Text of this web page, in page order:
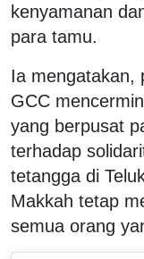
kenyamanan
para tamu.
Ia mengatakan,
GCC
yang berpusat
terhadap
tetangga di
Makkah tetap
semua orang